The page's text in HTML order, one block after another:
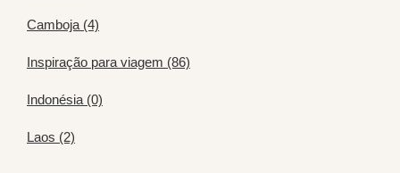
Camboja (4)
Inspiração para viagem (86)
Indonésia (0)
Laos (2)